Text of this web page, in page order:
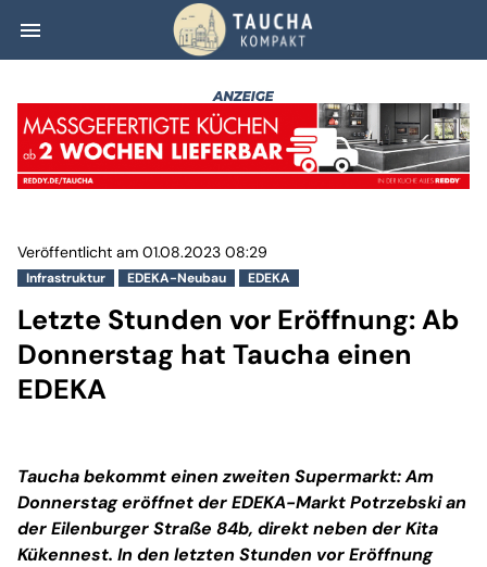
menu Letzte Stunden
Infrastruktur EDEKA-Neubau EDEKA
Veröffentlicht am 01.08.2023 08:29
Letzte Stunden vor Eröffnung: Ab
Donnerstag hat Taucha einen
EDEKA
Taucha bekommt einen zweiten Supermarkt: Am
Donnerstag eröffnet der EDEKA-Markt Potrzebski an
der Eilenburger Straße 84b, direkt neben der Kita
Kükennest. In den letzten Stunden vor Eröffnung